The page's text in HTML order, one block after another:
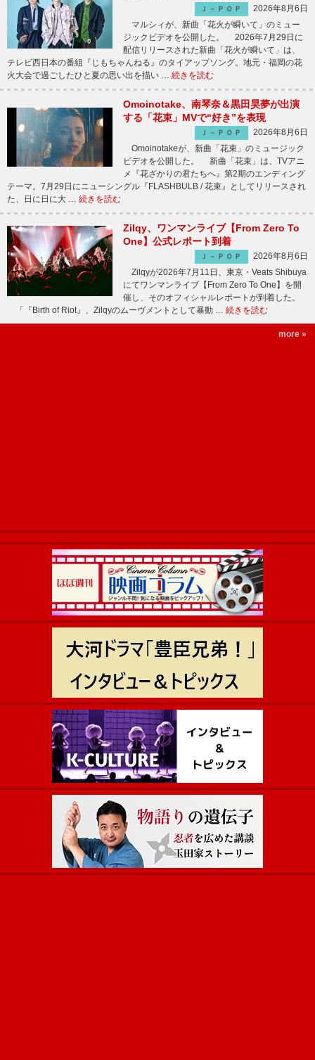
Ｊ－ＰＯＰ
2026年8月6日
マルシィが、新曲「花火が瞬いて」のミュー
ジックビデオを公開した。 2026年7月29日に
配信リリースされた新曲「花火が瞬いて」は、
テレビ西日本の番組『じもちゃんねる』のタイアップソング。地元・福岡の花
火大会で過ごしたひと夏の思い出を描い … 続きを読む
Omoinotake、南琴奈＆黒田昊夢が出演
する「花束」MVで“好き”を表現
Ｊ－ＰＯＰ
2026年8月6日
Omoinotakeが、新曲「花束」のミュージック
ビデオを公開した。 新曲「花束」は、TVアニ
メ『花ざかりの君たちへ』第2期のエンディング
テーマ。7月29日にニューシングル『FLASHBULB / 花束』としてリリースされ
た、日に日に大 … 続きを読む
Zilqy、ワンマンライブ【From Zero To
One】公式レポート到着
Ｊ－ＰＯＰ
2026年8月6日
Zilqyが2026年7月11日、東京・Veats Shibuya
にてワンマンライブ【From Zero To One】を開
催し、そのオフィシャルレポートが到着した。
「『Birth of Riot』、Zilqyのムーヴメントとして暴動 … 続きを読む
more »